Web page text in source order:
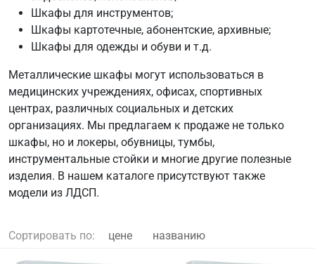
Шкафы для инструментов;
Шкафы картотечные, абонентские, архивные;
Шкафы для одежды и обуви и т.д.
Металлические шкафы могут использоваться в
медицинских учреждениях, офисах, спортивных
центрах, различных социальных и детских
организациях. Мы предлагаем к продаже не только
шкафы, но и локеры, обувницы, тумбы,
инструментальные стойки и многие другие полезные
изделия. В нашем каталоге присутствуют также
модели из ЛДСП.
Сортировать по: цене названию